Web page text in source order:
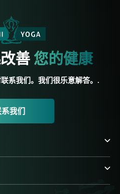
善 您的健康
系我们。我们很乐意解答。.
我们